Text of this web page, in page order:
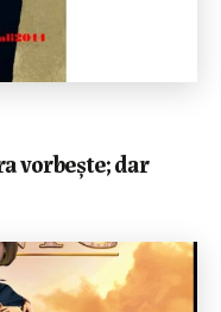
vorbește; dar